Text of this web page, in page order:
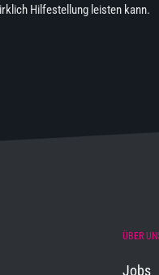
Hilfestellung leisten kann.
ÜBER
Jobs